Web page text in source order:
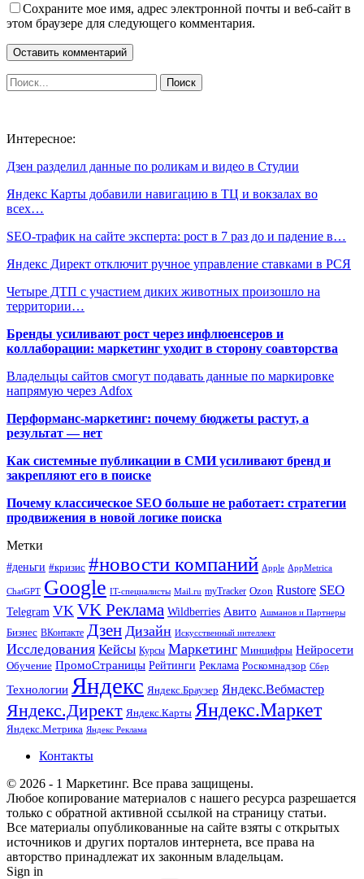
Сохраните мое имя, адрес электронной почты и веб-сайт в
этом браузере для следующего комментария.
Интересное:
Дзен разделил данные по роликам и видео в Студии
Яндекс Карты добавили навигацию в ТЦ и вокзалах во
всех…
SEO-трафик на сайте эксперта: рост в 7 раз до и падение в…
Яндекс Директ отключит ручное управление ставками в РСЯ
Четыре ДТП с участием диких животных произошло на
территории…
Бренды усиливают рост через инфлюенсеров и
коллаборации: маркетинг уходит в сторону соавторства
Владельцы сайтов смогут подавать данные по маркировке
напрямую через Adfox
Перформанс-маркетинг: почему бюджеты растут, а
результат — нет
Как системные публикации в СМИ усиливают бренд и
закрепляют его в поиске
Почему классическое SEO больше не работает: стратегии
продвижения в новой логике поиска
Метки
#деньги #кризис #новости компаний Apple AppMetrica
ChatGPT Google IT-специалисты Mail.ru myTracker Ozon Rustore SEO
Telegram VK VK Реклама Wildberries Авито Ашманов и Партнеры
Бизнес ВКонтакте Дзен Дизайн Искусственный интеллект
Исследования Кейсы Курсы Маркетинг Минцифры Нейросети
Обучение ПромоСтраницы Рейтинги Реклама Роскомнадзор Сбер
Технологии Яндекс Яндекс.Браузер Яндекс.Вебмастер
Яндекс.Директ Яндекс.Карты Яндекс.Маркет
Яндекс.Метрика Яндекс Реклама
Контакты
© 2026 - 1 Маркетинг. Все права защищены.
Любое копирование материалов с нашего ресурса разрешается
только с обратной активной ссылкой на страницу статьи.
Все материалы опубликованные на сайте взяты с открытых
источников и других порталов интернета, все права на
авторство принадлежат их законным владельцам.
Sign in